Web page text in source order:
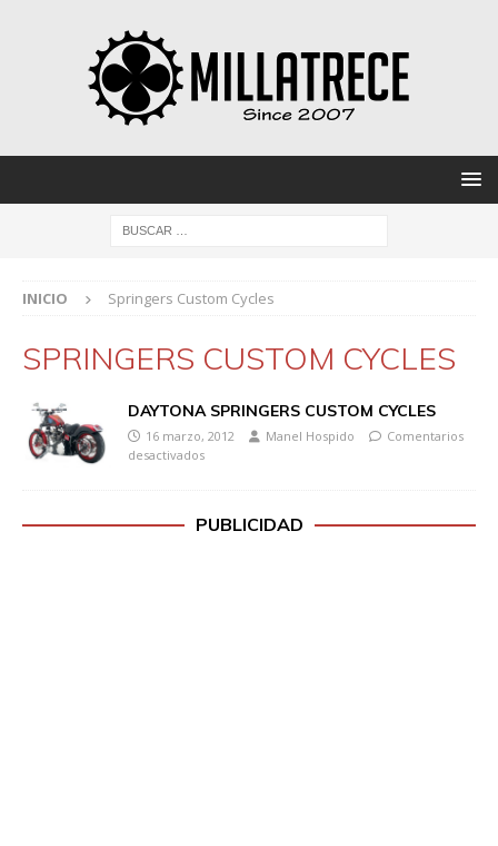
INICIO Springers Custom Cycles
SPRINGERS CUSTOM CYCLES
DAYTONA SPRINGERS CUSTOM CYCLES
16 marzo, 2012 Manel Hospido
Comentarios
desactivados
PUBLICIDAD